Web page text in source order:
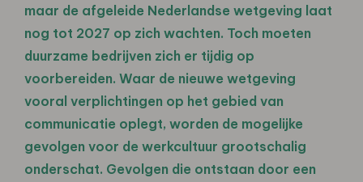
maar de afgeleide Nederlandse wetgeving laat
nog tot 2027 op zich wachten. Toch moeten
duurzame bedrijven zich er tijdig op
voorbereiden. Waar de nieuwe wetgeving
vooral verplichtingen op het gebied van
communicatie oplegt, worden de mogelijke
gevolgen voor de werkcultuur grootschalig
onderschat. Gevolgen die ontstaan door een